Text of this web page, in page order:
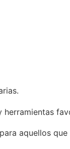
herramientas
aquellos